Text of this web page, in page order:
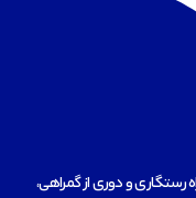
رستگاری و دوری از گمراهی،